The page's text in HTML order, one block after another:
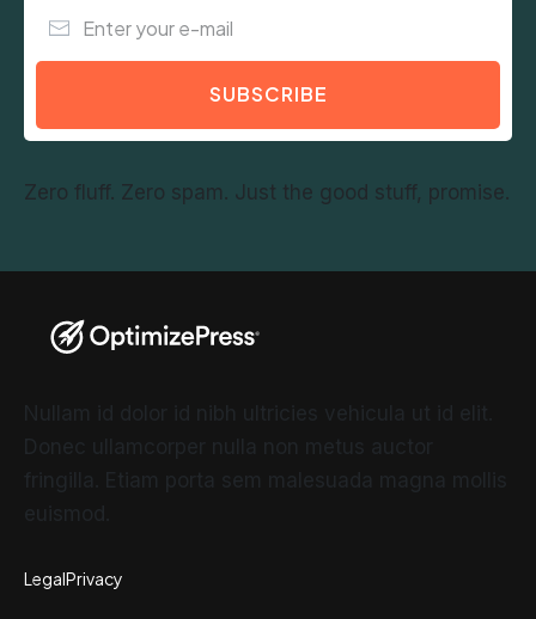
SUBSCRIBE
Zero fluff. Zero spam. Just the good stuff, promise.
LegalPrivacy